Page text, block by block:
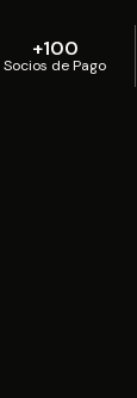
+100
Socios de Pago